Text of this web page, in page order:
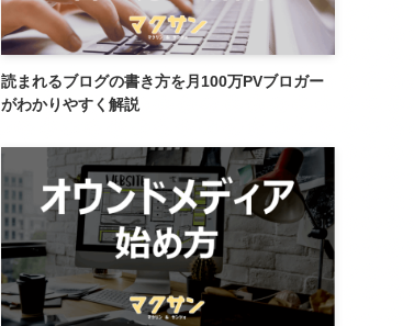
読まれるブログの書き方を月100万PVブロガー
がわかりやすく解説